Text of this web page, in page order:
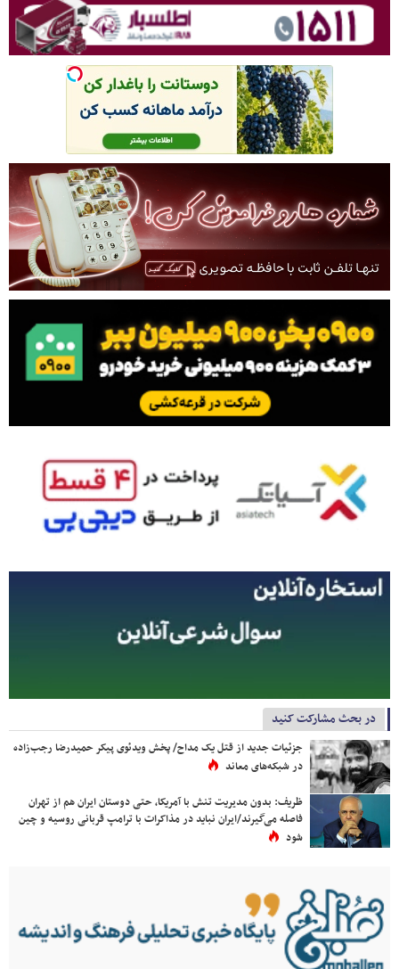
در بحث مشارکت کنید
جزئیات جدید از قتل یک مداح/ پخش ویدئوی پیکر حمیدرضا رجب‌زاده
در شبکه‌های معاند
ظریف: بدون مدیریت تنش با آمریکا، حتی دوستان ایران هم از تهران
فاصله می‌گیرند/ایران نباید در مذاکرات با ترامپ قربانی روسیه و چین
شود